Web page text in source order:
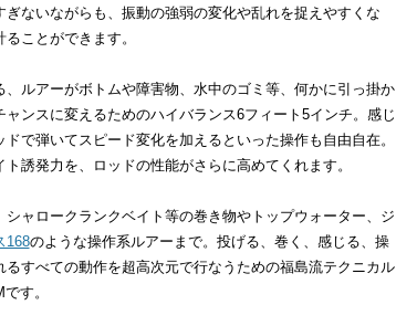
ないながらも、振動の強弱の変化や乱れを捉えやすくな
ことができます。
ルアーがボトムや障害物、水中のゴミ等、何かに引っ掛か
ンスに変えるためのハイバランス6フィート5インチ。感じ
で弾いてスピード変化を加えるといった操作も自由自在。
誘発力を、ロッドの性能がさらに高めてくれます。
ャロークランクベイト等の巻き物やトップウォーター、ジ
168のような操作系ルアーまで。投げる、巻く、感じる、操
すべての動作を超高次元で行なうための福島流テクニカル
す。